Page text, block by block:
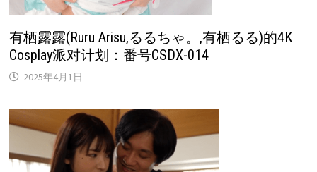
有栖露露(Ruru Arisu,るるちゃ。,有栖るる)的4K
Cosplay派对计划：番号CSDX-014
2025年4月1日